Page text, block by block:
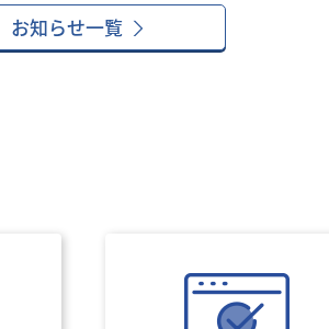
お知らせ一覧